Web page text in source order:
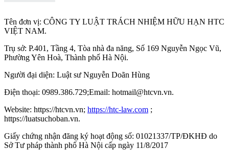
Tên đơn vị: CÔNG TY LUẬT TRÁCH NHIỆM HỮU HẠN HTC
VIỆT NAM.
Trụ sở: P.401, Tầng 4, Tòa nhà đa năng, Số 169 Nguyễn Ngọc Vũ,
Phường Yên Hoà, Thành phố Hà Nội.
Người đại diện: Luật sư Nguyễn Doãn Hùng
Điện thoại: 0989.386.729;Email: hotmail@htcvn.vn.
Website: https://htcvn.vn; https://htc-law.com ;
https://luatsuchoban.vn.
Giấy chứng nhận đăng ký hoạt động số: 01021337/TP/ĐKHĐ do
Sở Tư pháp thành phố Hà Nội cấp ngày 11/8/2017